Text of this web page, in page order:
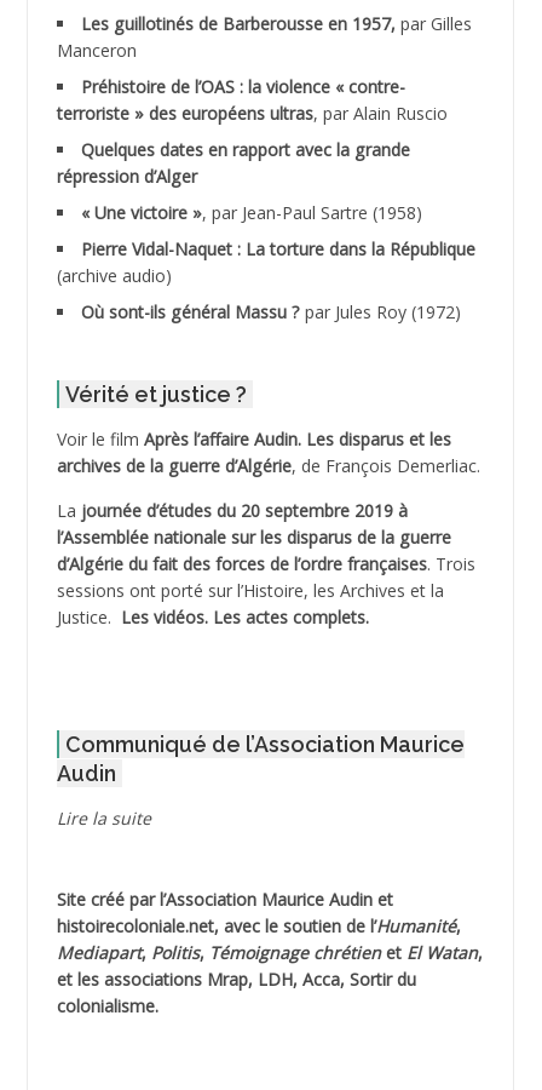
ADANE Ramdane *
ADDAD
ADDALA Boualem*
ADDANE
ADDECHE Rachid
ADELIOUAT Vve AIT SAADA
ADJANI Khaled
ADJAOUT
ADNI Mohamed Akli
ADOUL Arab *
AGOULMINE
AHLOUCHE Mabrouk *
AIBLIED Ahmed
Les guillotinés de Barberousse en 1957, par Gilles
Manceron
Préhistoire de l’OAS : la violence « contre-
terroriste » des européens ultras, par Alain Ruscio
Quelques dates en rapport avec la grande
répression d’Alger
« Une victoire », par Jean-Paul Sartre (1958)
Pierre Vidal-Naquet : La torture dans la République
(archive audio)
Où sont-ils général Massu ? par Jules Roy (1972)
Vérité et justice ?
Voir le film Après l’affaire Audin. Les disparus et les
archives de la guerre d’Algérie, de François Demerliac.
La journée d’études du 20 septembre 2019 à
l’Assemblée nationale sur les disparus de la guerre
d’Algérie du fait des forces de l’ordre françaises. Trois
sessions ont porté sur l’Histoire, les Archives et la
Justice. Les vidéos. Les actes complets.
Communiqué de l’Association Maurice
Audin
Lire la suite
Site créé par l’Association Maurice Audinet
histoirecoloniale.net, avec le soutien de l’Humanité,
Mediapart, Politis, Témoignage chrétienet El Watan,
et les associations Mrap, LDH, Acca, Sortir du
colonialisme.